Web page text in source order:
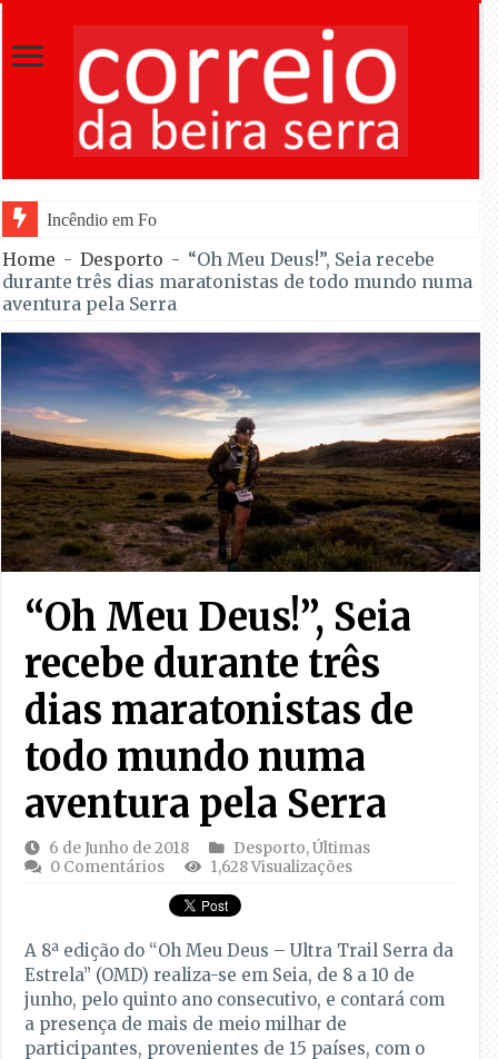
Incêndio em Fornos de Algodres dominado após c
Home - Desporto - “Oh Meu Deus!”, Seia recebe
durante três dias maratonistas de todo mundo numa
aventura pela Serra
“Oh Meu Deus!”, Seia
recebe durante três
dias maratonistas de
todo mundo numa
aventura pela Serra
6 de Junho de 2018 Desporto,Últimas
0 Comentários
1,628 Visualizações
A 8ª edição do “Oh Meu Deus – Ultra Trail Serra da
Estrela” (OMD) realiza-se em Seia, de 8 a 10 de
junho, pelo quinto ano consecutivo, e contará com
a presença de mais de meio milhar de
participantes, provenientes de 15 países, com o